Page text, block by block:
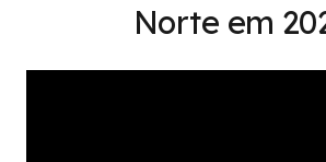
Norte em